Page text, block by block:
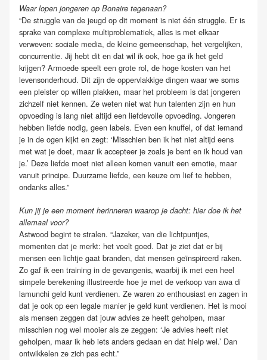
Waar lopen jongeren op Bonaire tegenaan?
“De struggle van de jeugd op dit moment is niet één struggle. Er is
sprake van complexe multiproblematiek, alles is met elkaar
verweven: sociale media, de kleine gemeenschap, het vergelijken,
concurrentie. Jij hebt dit en dat wil ik ook, hoe ga ik het geld
krijgen? Armoede speelt een grote rol, de hoge kosten van het
levensonderhoud. Dit zijn de oppervlakkige dingen waar we soms
een pleister op willen plakken, maar het probleem is dat jongeren
zichzelf niet kennen. Ze weten niet wat hun talenten zijn en hun
opvoeding is lang niet altijd een liefdevolle opvoeding. Jongeren
hebben liefde nodig, geen labels. Even een knuffel, of dat iemand
je in de ogen kijkt en zegt: ‘Misschien ben ik het niet altijd eens
met wat je doet, maar ik accepteer je zoals je bent en ik houd van
je.’ Deze liefde moet niet alleen komen vanuit een emotie, maar
vanuit principe. Duurzame liefde, een keuze om lief te hebben,
ondanks alles.”
Kun jij je een moment herinneren waarop je dacht: hier doe ik het
allemaal voor?
Astwood begint te stralen. “Jazeker, van die lichtpuntjes,
momenten dat je merkt: het voelt goed. Dat je ziet dat er bij
mensen een lichtje gaat branden, dat mensen geïnspireerd raken.
Zo gaf ik een training in de gevangenis, waarbij ik met een heel
simpele berekening illustreerde hoe je met de verkoop van awa di
lamunchi geld kunt verdienen. Ze waren zo enthousiast en zagen in
dat je ook op een legale manier je geld kunt verdienen. Het is mooi
als mensen zeggen dat jouw advies ze heeft geholpen, maar
misschien nog wel mooier als ze zeggen: ‘Je advies heeft niet
geholpen, maar ik heb iets anders gedaan en dat hielp wel.’ Dan
ontwikkelen ze zich pas echt.”